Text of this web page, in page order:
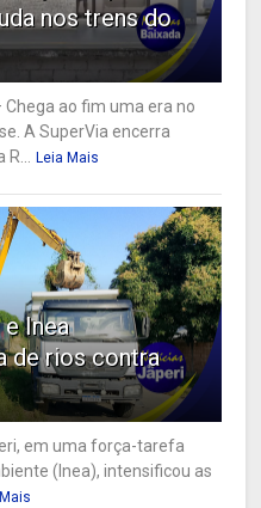
nos trens do
Chega ao fim uma era no
A SuperVia encerra
Leia Mais
Inea
de rios contra
em uma força-tarefa
(Inea), intensificou as